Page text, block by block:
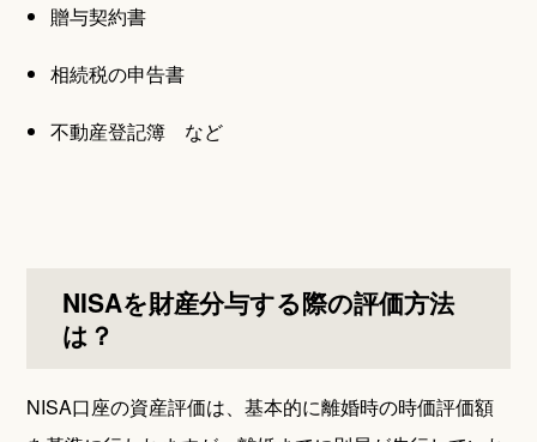
贈与契約書
相続税の申告書
不動産登記簿 など
NISAを財産分与する際の評価方法
は？
NISA口座の資産評価は、基本的に離婚時の時価評価額